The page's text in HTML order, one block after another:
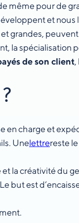
même pour de
et
grandes,
la spécialisation
de son client,
en charge et
Unelettrereste
et la créativité du
but est